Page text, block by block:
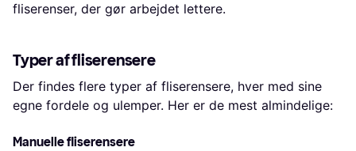
fliserenser, der gør arbejdet lettere.
Typer af fliserensere
Der findes flere typer af fliserensere, hver med sine
egne fordele og ulemper. Her er de mest almindelige:
Manuelle fliserensere